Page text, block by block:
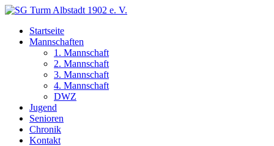
Startseite
Mannschaften
1. Mannschaft
2. Mannschaft
3. Mannschaft
4. Mannschaft
DWZ
Jugend
Senioren
Chronik
Kontakt